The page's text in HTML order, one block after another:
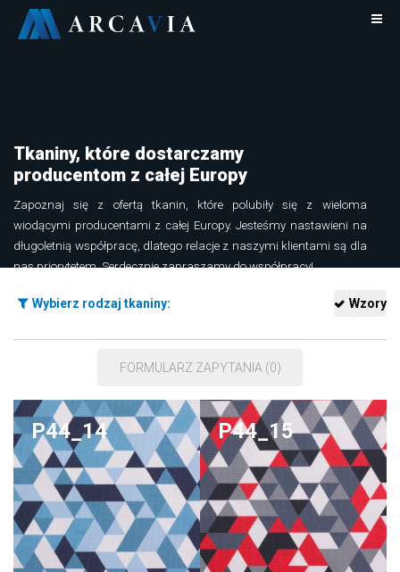
Tkaniny, które dostarczamy
producentom z całej Europy
Zapoznaj się z ofertą tkanin, które polubiły się z wieloma
wiodącymi producentami z całej Europy. Jesteśmy nastawieni na
długoletnią współpracę, dlatego relacje z naszymi klientami są dla
nas priorytetem. Serdecznie zapraszamy do współpracy!
Wybierz rodzaj tkaniny:
Wzory
FORMULARZ ZAPYTANIA (0)
P44_14 P44_15